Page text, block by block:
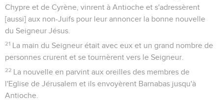
Chypre et de Cyrène, vinrent à Antioche et s'adressèrent
[aussi] aux non-Juifs pour leur annoncer la bonne nouvelle
du Seigneur Jésus.
21 La main du Seigneur était avec eux et un grand nombre de
personnes crurent et se tournèrent vers le Seigneur.
22 La nouvelle en parvint aux oreilles des membres de
l'Eglise de Jérusalem et ils envoyèrent Barnabas jusqu'à
Antioche.